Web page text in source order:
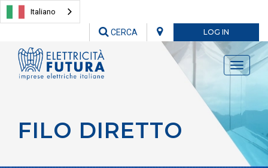
Italiano
LOG IN
CERCA
Toggle
FILO DIRETTO